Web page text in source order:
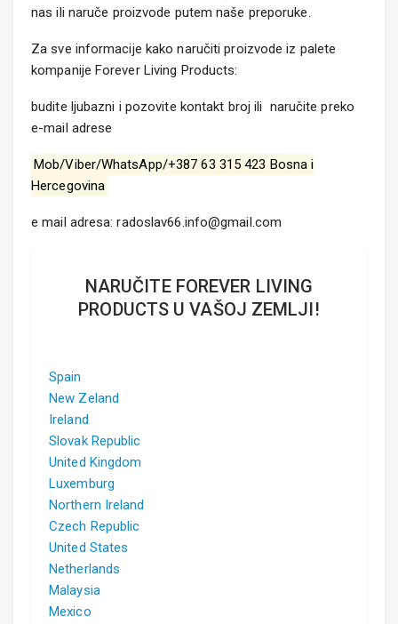
nas ili naruče proizvode putem naše preporuke.
Za sve informacije kako naručiti proizvode iz palete
kompanije Forever Living Products:
budite ljubazni i pozovite kontakt broj ili naručite preko
e-mail adrese
Mob/Viber/WhatsApp/+387 63 315 423 Bosna i
Hercegovina
e mail adresa: radoslav66.info@gmail.com
NARUČITE FOREVER LIVING
PRODUCTS U VAŠOJ ZEMLJI!
Spain
New Zeland
Ireland
Slovak Republic
United Kingdom
Luxemburg
Northern Ireland
Czech Republic
United States
Netherlands
Malaysia
Mexico